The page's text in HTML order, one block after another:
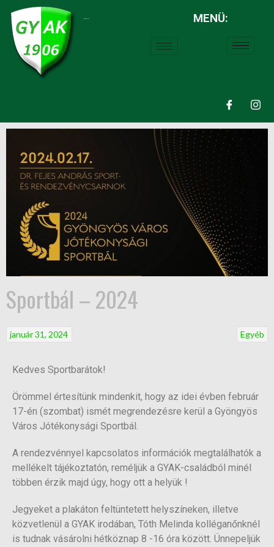
MENÜ:
Sportbál – 2024
Egyéb
január 31, 2024
Kedves Sportbarátok!
Örömmel értesítünk mindenkit, hogy az idei évben február
17-én (szombat) ismét megrendezésre kerül a Gyöngyös
Város Jótékonysági Sportbál.
A rendezvénnyel kapcsolatos információk megtalálhatók a
mellékelt tájékoztatón, reméljük a GYAK-családból minél
többen érzik majd úgy, hogy ott a helyük !
Jegyeket a plakáton feltüntetett helyszíneken, illetve
közvetlenül a GYAK irodában, Tóth Melinda kolléganőnknél
is tudnak vásárolni hétköznap 8 -16 óra között. Ünnepeljük